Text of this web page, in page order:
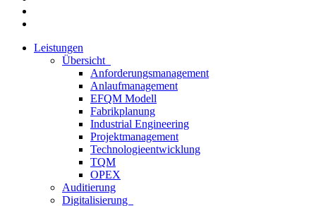
Leistungen
Übersicht
Anforderungsmanagement
Anlaufmanagement
EFQM Modell
Fabrikplanung
Industrial Engineering
Projektmanagement
Technologieentwicklung
TQM
OPEX
Auditierung
Digitalisierung